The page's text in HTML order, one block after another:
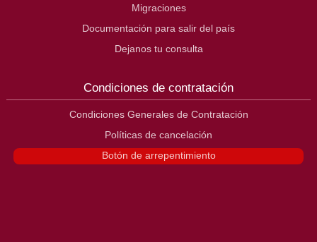
Migraciones
Documentación para salir del país
Dejanos tu consulta
Condiciones de contratación
Condiciones Generales de Contratación
Políticas de cancelación
Botón de arrepentimiento